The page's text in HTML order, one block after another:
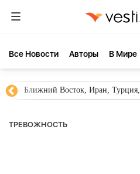
Все Новости Aвторы В Мире
Новости Азербайджана
ТРЕВОЖНОСТЬ